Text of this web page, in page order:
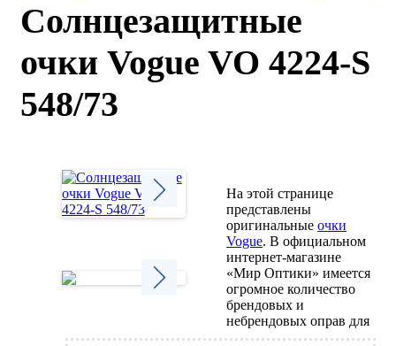
Солнцезащитные
очки Vogue VO 4224-S
548/73
На этой странице
представлены
оригинальныеочки
Vogue. В официальном
интернет-магазине
«Мир Оптики» имеется
огромное количество
брендовых и
небрендовых оправ для